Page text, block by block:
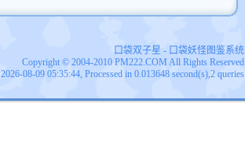
口袋双子星 - 口袋妖怪图鉴系统
Copyright © 2004-2010 PM222.COM All Rights Reserved
08-09 05:35:44, Processed in 0.013648 second(s),2 queries